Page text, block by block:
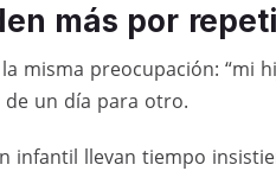
más por
misma preocupación: “mi
un día para otro.
infantil llevan tiempo